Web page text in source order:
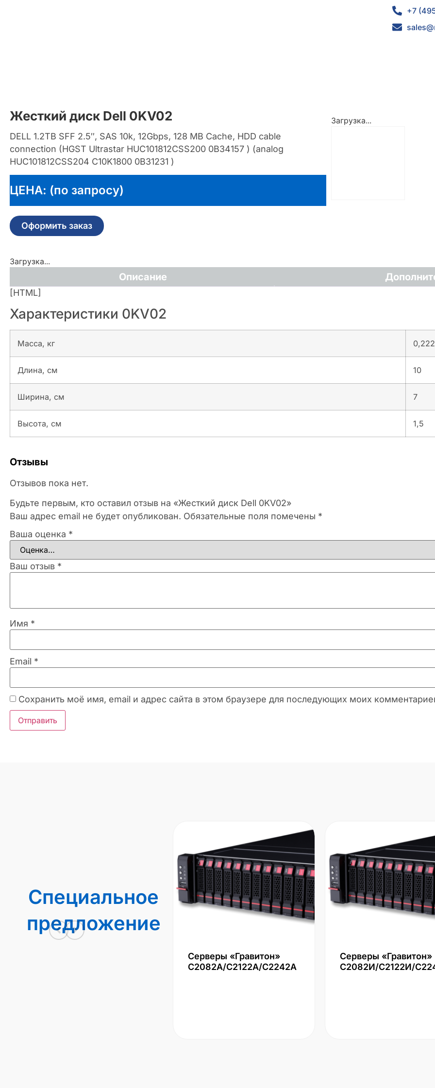
+7
Жесткий диск Dell 0KV02
DELL 1.2TB SFF 2.5″, SAS 10k, 12Gbps, 128 MB Cache, HDD cable
connection (HGST Ultrastar HUC101812CSS200 0B34157 ) (analog
HUC101812CSS204 C10K1800 0B31231 )
ЦЕНА: (по запросу)
Оформить заказ
Загрузка...
Загрузка...
Описание
[HTML]
Характеристики 0KV02
Масса, кг 0,222
Длина, см 10
Ширина, см 7
Высота, см 1,5
Отзывы
Отзывов пока нет.
Будьте первым, кто оставил отзыв на «Жесткий диск Dell 0KV02»
Ваш адрес email не будет опубликован. Обязательные поля помечены *
Ваша оценка *
Ваш отзыв *
Имя *
Email *
Сохранить моё имя, email и адрес сайта в этом браузере для последующих моих
Специальное
предложение
Серверы «Гравитон»
С2082А/С2122А/С2242А
Серверы «Гравитон»
С2082И/С2122И/